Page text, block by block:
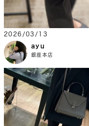
2026/03/13
ayu
銀座本店